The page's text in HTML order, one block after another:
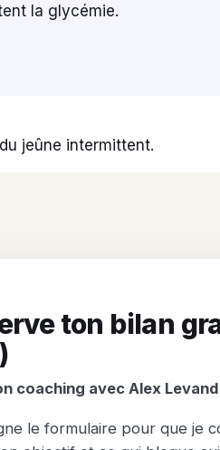
la glycémie.
jeûne intermittent.
ton bilan
coaching avec Alex Levand
le formulaire pour que je